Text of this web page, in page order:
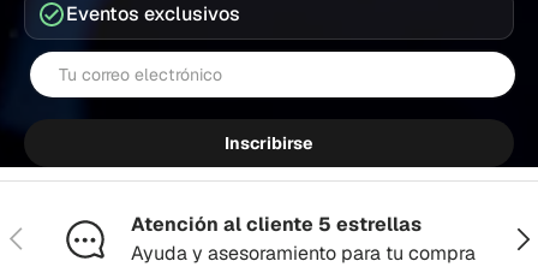
Eventos exclusivos
Correo electrónico
Inscribirse
Anterior
Atención al cliente 5 estrellas
Ayuda y asesoramiento para tu compra